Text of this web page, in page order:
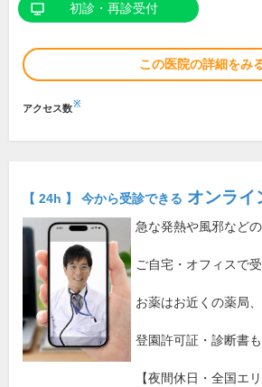
初診・再診受付
この医院の詳細をみ
アクセス数※
【 24h 】 今から受診できる オンライ
急な発熱や風邪など
ご自宅・オフィスで
お薬はお近くの薬局
登園許可証・診断書
【夜間休日・全国エリ